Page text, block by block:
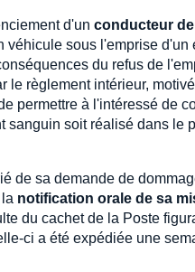
d'un conducteur
véhicule sous l'emprise
du refus de
le règlement intérieur,
permettre à l'intéressé de
soit réalisé dans le
de sa demande de
notification orale de sa
du cachet de la Poste
ci a été expédiée une